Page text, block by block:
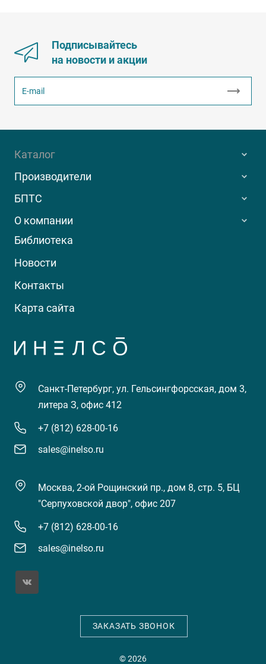
Подписывайтесь
на новости и акции
Каталог
Производители
БПТС
О компании
Библиотека
Новости
Контакты
Карта сайта
Санкт-Петербург, ул. Гельсингфорсская, дом 3,
литера З, офис 412
+7 (812) 628-00-16
sales@inelso.ru
Москва, 2-ой Рощинский пр., дом 8, стр. 5, БЦ
"Серпуховской двор", офис 207
+7 (812) 628-00-16
sales@inelso.ru
ЗАКАЗАТЬ ЗВОНОК
© 2026